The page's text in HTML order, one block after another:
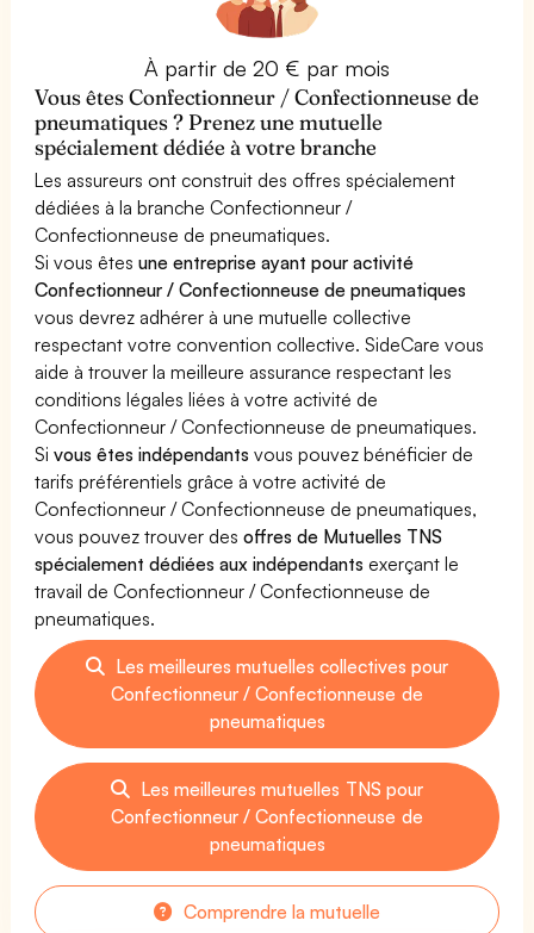
À partir de 20 € par mois
Vous êtes Confectionneur / Confectionneuse de
pneumatiques ? Prenez une mutuelle
spécialement dédiée à votre branche
Les assureurs ont construit des offres spécialement
dédiées à la branche Confectionneur /
Confectionneuse de pneumatiques.
Si vous êtesune entreprise ayant pour activité
Confectionneur / Confectionneuse de pneumatiques
vous devrez adhérer à une mutuelle collective
respectant votre convention collective. SideCare vous
aide à trouver la meilleure assurance respectant les
conditions légales liées à votre activité de
Confectionneur / Confectionneuse de pneumatiques.
Sivous êtes indépendants vous pouvez bénéficier de
tarifs préférentiels grâce à votre activité de
Confectionneur / Confectionneuse de pneumatiques,
vous pouvez trouver desoffres de Mutuelles TNS
spécialement dédiées aux indépendants exerçant le
travail de Confectionneur / Confectionneuse de
pneumatiques.
Les meilleures mutuelles collectives pour
Confectionneur / Confectionneuse de
pneumatiques
Les meilleures mutuelles TNS pour
Confectionneur / Confectionneuse de
pneumatiques
Comprendre la mutuelle